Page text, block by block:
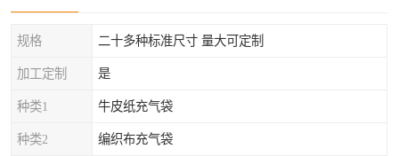
规格 二十多种标准尺寸 量大可定制
加工定制 是
种类1 牛皮纸充气袋
种类2 编织布充气袋